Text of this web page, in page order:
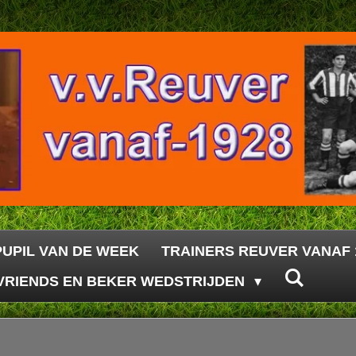
VAN DE WEEK
TRAINERS REUVER
EN BEKER WEDSTRIJDEN